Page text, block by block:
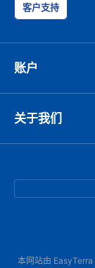
客户支持
账户
关于我们
本网站由